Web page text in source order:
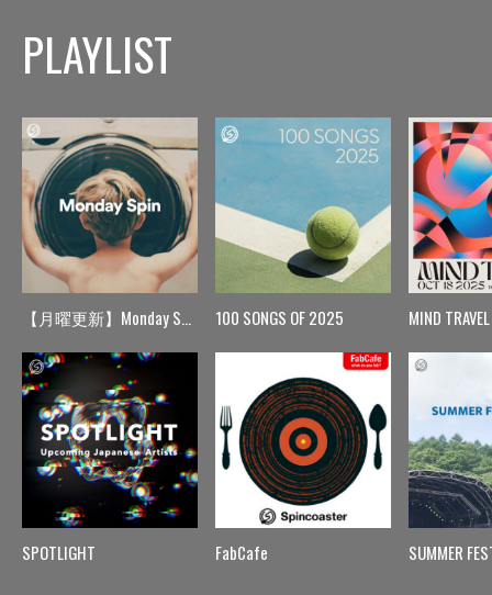
PLAYLIST
【月曜更新】Monday Spin
SPOTLIGHT
100 SONGS OF 2025
FabCafe
MIND TRAVEL
SUMMER